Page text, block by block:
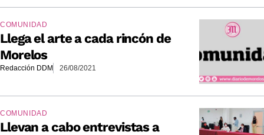
COMUNIDAD
Llega el arte a cada rincón de
Morelos
Redacción DDM 26/08/2021
COMUNIDAD
Llevan a cabo entrevistas a